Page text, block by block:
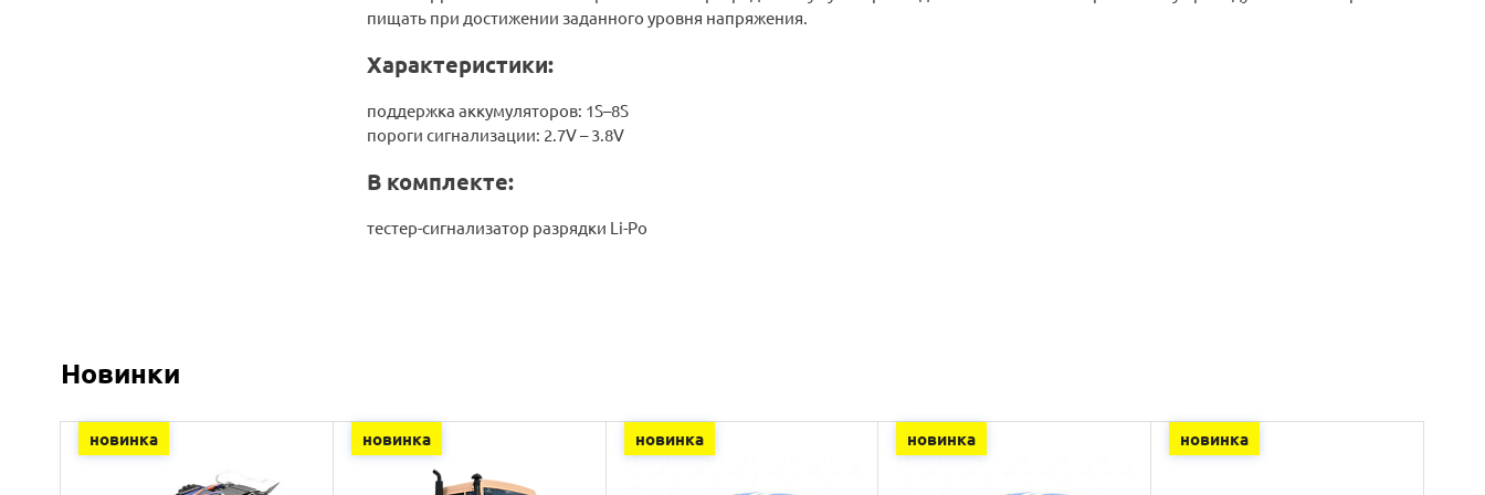
пищать при достижении заданного уровня напряжения.
Характеристики:
поддержка аккумуляторов: 1S–8S
пороги сигнализации: 2.7V – 3.8V
В комплекте:
тестер-сигнализатор разрядки Li-Po
Новинки
новинка новинка новинка новинка новинка